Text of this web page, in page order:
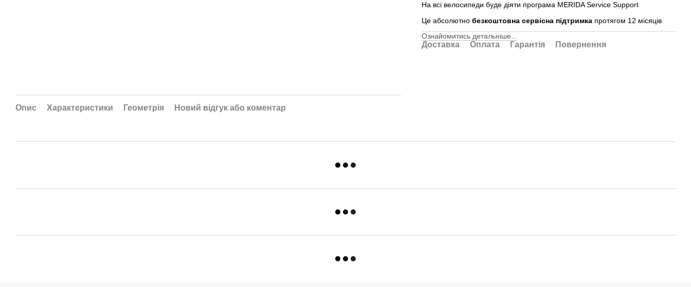
Опис Характеристики Геометрія Новий відгук або коментар
На всі велосипеди буде діяти програма MERIDA Service Support
Це абсолютнобезкоштовна сервісна підтримка протягом 12 місяців
Ознайомитись детальніше...
Доставка Оплата Гарантія Повернення